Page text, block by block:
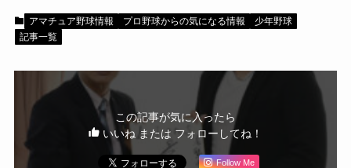
アマチュア野球情報 プロ野球からの気になる情報
少年野球
記事一覧
この記事が気に入ったら
いいね または フォローしてね！
Follow Me